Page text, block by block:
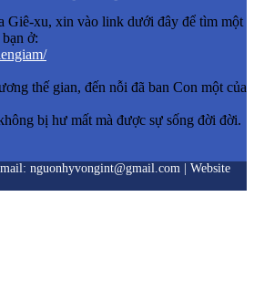
Giê-xu, xin vào link dưới đây để tìm một
ở:
thế gian, đến nỗi đã ban Con một của
bị hư mất mà được sự sống đời đời.
nguonhyvongint@gmail.com | Website